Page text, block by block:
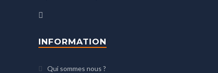
INFORMATION
Qui sommes nous ?